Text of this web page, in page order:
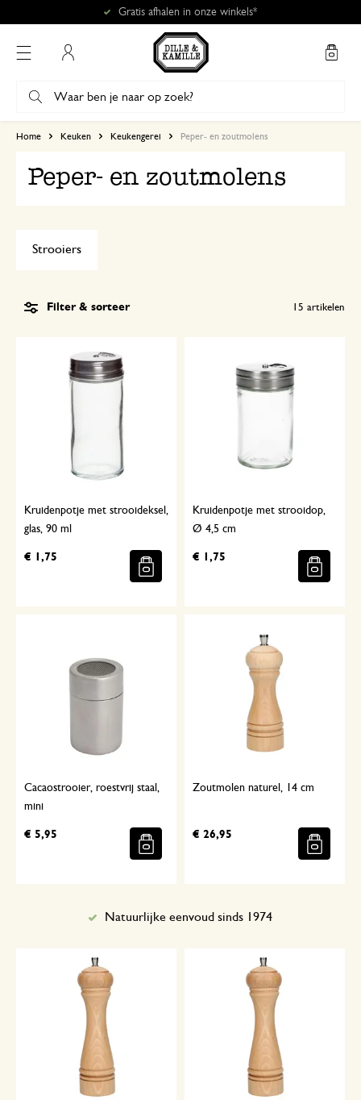
Gratis afhalen in onze winkels*
Home Keuken Keukengerei Peper- en zoutmolens
Peper- en zoutmolens
Strooiers
Filter & sorteer 15 artikelen
Kruidenpotje met strooideksel,
glas, 90 ml
€ 1,75
Kruidenpotje met strooidop,
Ø 4,5 cm
€ 1,75
Cacaostrooier, roestvrij staal,
mini
€ 5,95
Zoutmolen naturel, 14 cm
€ 26,95
Natuurlijke eenvoud sinds 1974